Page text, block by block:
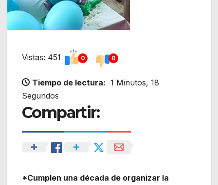
Vistas: 451 0 0
Tiempo de lectura: 1 Minutos, 18
Segundos
Compartir:
*Cumplen una década de organizar la